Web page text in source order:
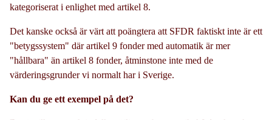
kategoriserat i enlighet med artikel 8.
Det kanske också är värt att poängtera att SFDR faktiskt inte är ett
"betygssystem" där artikel 9 fonder med automatik är mer
"hållbara" än artikel 8 fonder, åtminstone inte med de
värderingsgrunder vi normalt har i Sverige.
Kan du ge ett exempel på det?